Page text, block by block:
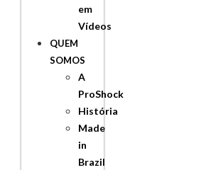
em
Vídeos
QUEM
SOMOS
A
ProShock
História
Made
in
Brazil